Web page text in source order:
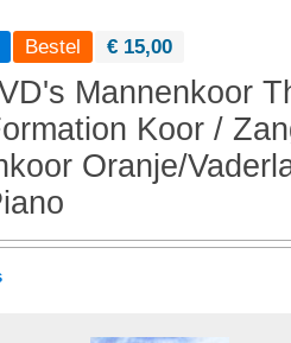
€ 15,00
Mannenkoor
Koor /
Oranje/